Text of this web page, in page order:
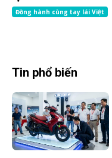
Đồng hành cùng tay lái Việt
Tin phổ biến